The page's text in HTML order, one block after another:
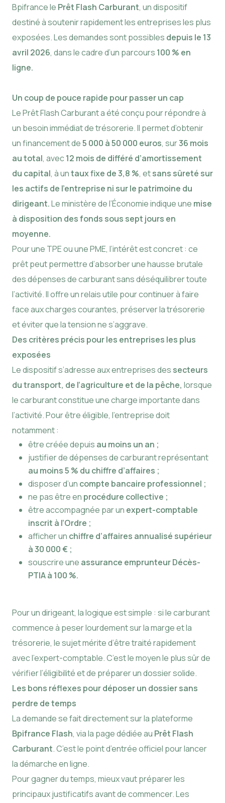
Bpifrance le Prêt Flash Carburant, un dispositif
destiné à soutenir rapidement les entreprises les plus
exposées. Les demandes sont possibles depuis le 13
avril 2026, dans le cadre d’un parcours 100 % en
ligne.
Un coup de pouce rapide pour passer un cap
Le Prêt Flash Carburant a été conçu pour répondre à
un besoin immédiat de trésorerie. Il permet d’obtenir
un financement de5 000 à 50 000 euros, sur36 mois
au total, avec12 mois de différé d’amortissement
du capital, à untaux fixe de 3,8 %, etsans sûreté sur
les actifs de l’entreprise ni sur le patrimoine du
dirigeant.Le ministère de l’Économie indique une mise
à disposition des fonds sous sept jours en
moyenne.
Pour une TPE ou une PME, l’intérêt est concret : ce
prêt peut permettre d’absorber une hausse brutale
des dépenses de carburant sans déséquilibrer toute
l’activité. Il offre un relais utile pour continuer à faire
face aux charges courantes, préserver la trésorerie
et éviter que la tension ne s’aggrave.
Des critères précis pour les entreprises les plus
exposées
Le dispositif s’adresse aux entreprises des secteurs
du transport, de l’agriculture et de la pêche, lorsque
le carburant constitue une charge importante dans
l’activité. Pour être éligible, l’entreprise doit
notamment :
être créée depuis au moins un an ;
justifier de dépenses de carburant représentant
au moins 5 % du chiffre d’affaires ;
disposer d’un compte bancaire professionnel ;
ne pas être en procédure collective ;
être accompagnée par un expert-comptable
inscrit à l’Ordre ;
afficher un chiffre d’affaires annualisé supérieur
à 30 000 € ;
souscrire une assurance emprunteur Décès-
PTIA à 100 %.
Pour un dirigeant, la logique est simple : si le carburant
commence à peser lourdement sur la marge et la
trésorerie, le sujet mérite d’être traité rapidement
avec l’expert-comptable. C’est le moyen le plus sûr de
vérifier l’éligibilité et de préparer un dossier solide.
Les bons réflexes pour déposer un dossier sans
perdre de temps
La demande se fait directement sur la plateforme
Bpifrance Flash, via la page dédiée au Prêt Flash
Carburant. C’est le point d’entrée officiel pour lancer
la démarche en ligne.
Pour gagner du temps, mieux vaut préparer les
principaux justificatifs avant de commencer. Les